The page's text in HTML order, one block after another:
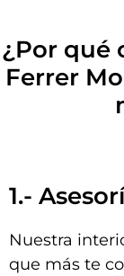
¿Por qué
Ferrer
1.-
Nuestra
que más te